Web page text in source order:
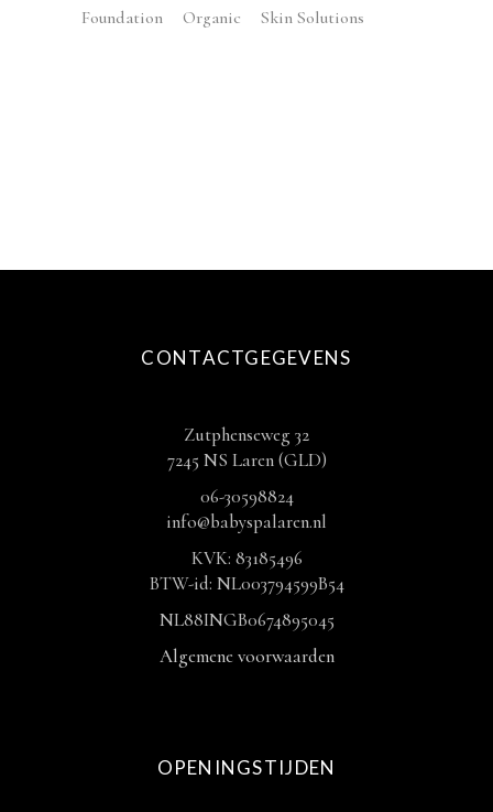
Foundation
Organic Skin Solutions
CONTACTGEGEVENS
Zutphenseweg 32
7245 NS Laren (GLD)
06-30598824
info@babyspalaren.nl
KVK: 83185496
BTW-id: NL003794599B54
NL88INGB0674895045
Algemene voorwaarden
OPENINGSTIJDEN